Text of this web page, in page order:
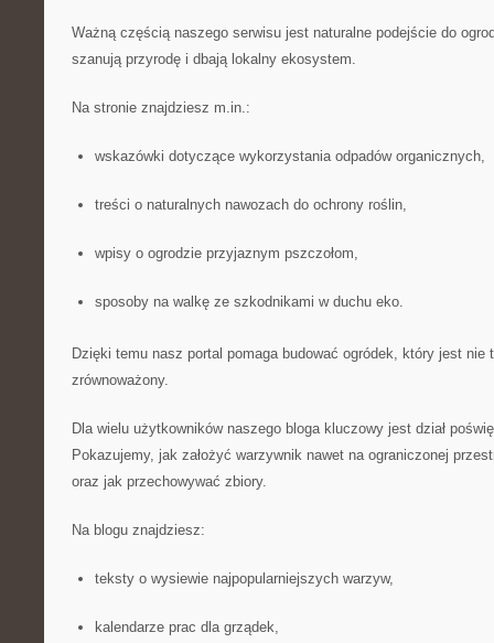
Ważną częścią naszego serwisu jest naturalne podejście do
szanują przyrodę i dbają lokalny ekosystem.
Na stronie znajdziesz m.in.:
wskazówki dotyczące wykorzystania odpadów organicznych,
treści o naturalnych nawozach do ochrony roślin,
wpisy o ogrodzie przyjaznym pszczołom,
sposoby na walkę ze szkodnikami w duchu eko.
Dzięki temu nasz portal pomaga budować ogródek, który jest nie
zrównoważony.
Dla wielu użytkowników naszego bloga kluczowy jest dział
Pokazujemy, jak założyć warzywnik nawet na ograniczonej
oraz jak przechowywać zbiory.
Na blogu znajdziesz:
teksty o wysiewie najpopularniejszych warzyw,
kalendarze prac dla grządek,